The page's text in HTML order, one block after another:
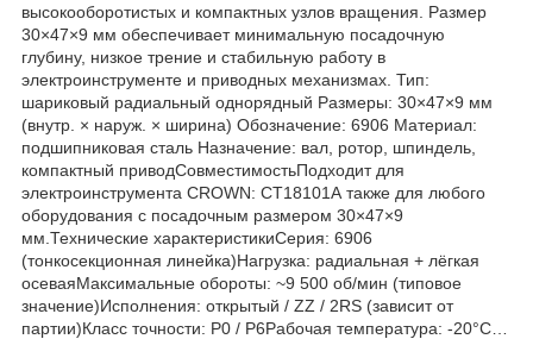
высокооборотистых и компактных узлов вращения. Размер
30×47×9 мм обеспечивает минимальную посадочную
глубину, низкое трение и стабильную работу в
электроинструменте и приводных механизмах. Тип:
шариковый радиальный однорядный Размеры: 30×47×9 мм
(внутр. × наруж. × ширина) Обозначение: 6906 Материал:
подшипниковая сталь Назначение: вал, ротор, шпиндель,
компактный приводСовместимостьПодходит для
электроинструмента CROWN: CT18101А также для любого
оборудования с посадочным размером 30×47×9
мм.Технические характеристикиСерия: 6906
(тонкосекционная линейка)Нагрузка: радиальная + лёгкая
осеваяМаксимальные обороты: ~9 500 об/мин (типовое
значение)Исполнения: открытый / ZZ / 2RS (зависит от
партии)Класс точности: P0 / P6Рабочая температура: -20°C…